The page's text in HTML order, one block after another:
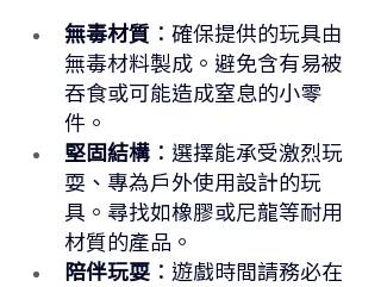
無毒材質 ：確保提供的玩具由
無毒材料製成。避免含有易被
吞食或可能造成窒息的小零
件。
堅固結構 ：選擇能承受激烈玩
耍、專為戶外使用設計的玩
具。尋找如橡膠或尼龍等耐用
材質的產品。
陪伴玩耍 ：遊戲時間請務必在